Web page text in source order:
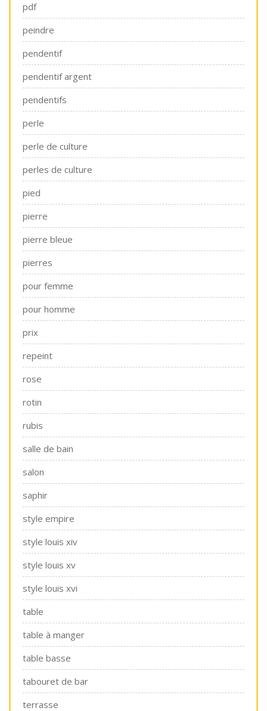
pdf
peindre
pendentif
pendentif argent
pendentifs
perle
perle de culture
perles de culture
pied
pierre
pierre bleue
pierres
pour femme
pour homme
prix
repeint
rose
rotin
rubis
salle de bain
salon
saphir
style empire
style louis xiv
style louis xv
style louis xvi
table
table à manger
table basse
tabouret de bar
terrasse